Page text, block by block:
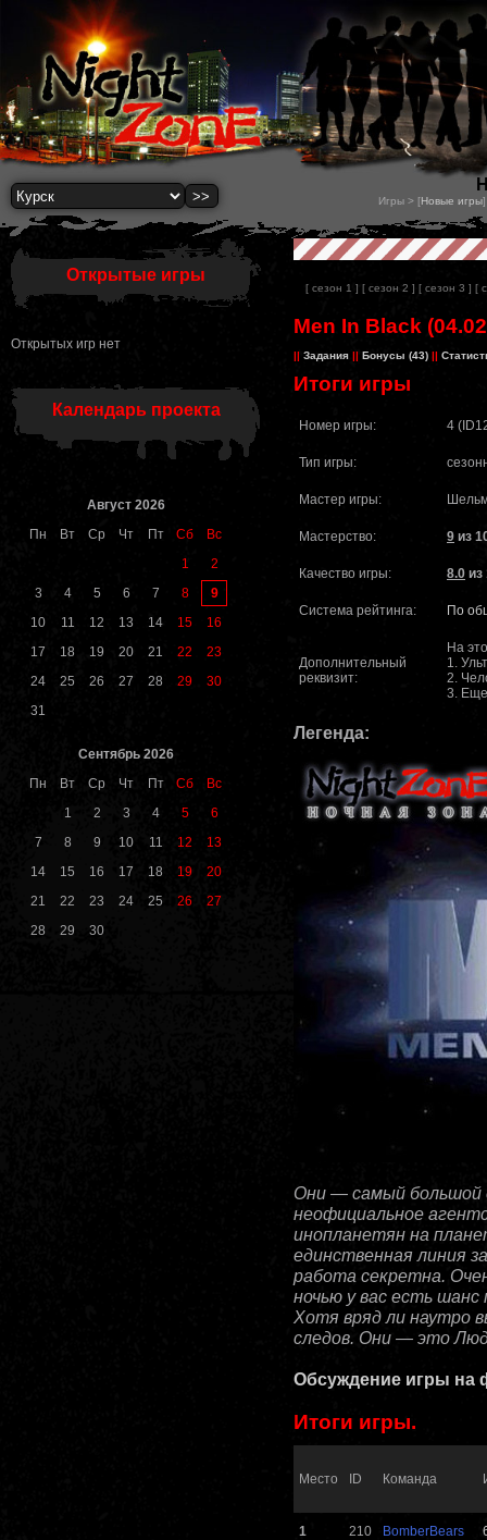
Игры > [Новые игры]
Открытые игры
Открытых игр нет
Календарь проекта
Август 2026
Пн
Вт Ср Чт Пт Сб
Вс
1
2
3
4 5 6 7 8
9
10
11 12 13 14 15
16
17
18 19 20 21 22
23
24
25 26 27 28 29
30
31
Сентябрь 2026
Пн
Вт Ср Чт Пт Сб
Вс
1
2 3 4 5
6
7
8 9 10 11 12
13
14
15 16 17 18 19
20
21
22 23 24 25 26
27
28
29 30
[ сезон 1 ] [ сезон 2 ] [ сезон 3 ] [
Men In Black
Задания Бонусы (43)
Итоги игры
Номер игры: 4
Тип игры:
Мастер игры:
Мастерство: 9 из
Качество игры: 8.0 из
Система рейтинга: По
Дополнительный
реквизит:
На
1.
2.
3.
Легенда:
Они — самый большой
неофициальное
инопланетян на
единственная линия
работа секретна.
ночью у вас есть шанс
Хотя вряд ли наутро
следов. Они — это
Обсуждение игры на
Итоги игры.
Место ID Команда
1 210 BomberBears